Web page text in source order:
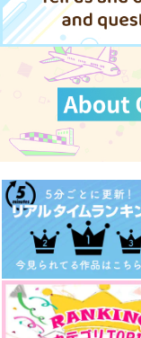
陽だまりの下で
養蜂場
787円（税込）
マレウス×リリア
サンプル
作品詳細